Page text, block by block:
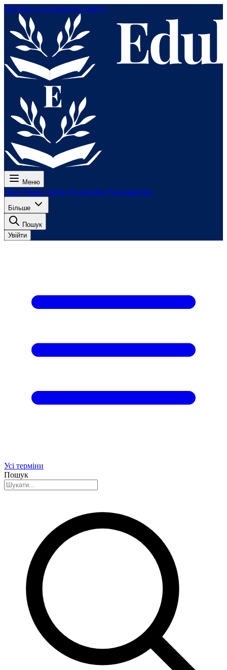
Перейти до основного вмісту
Меню
Ціни Уроки Тести До іспитів Для вчителів
Більше
Пошук
Увійти
Усі терміни
Пошук